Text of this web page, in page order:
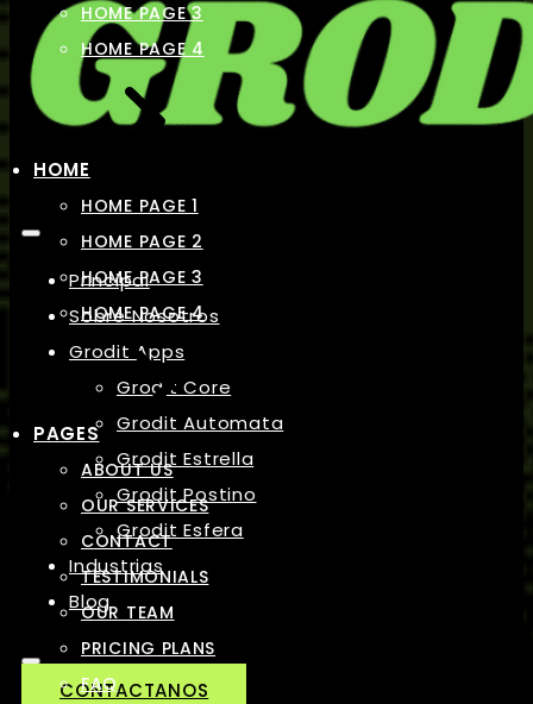
Principal
Sobre Nosotros
Grodit Apps
Grodit Core
Grodit Automata
Grodit Estrella
Grodit Postino
Grodit Esfera
Industrias
Blog
CONTACTANOS
HOME PAGE 3
HOME PAGE 4
HOME
HOME PAGE 1
HOME PAGE 2
HOME PAGE 3
HOME PAGE 4
PAGES
ABOUT US
OUR SERVICES
CONTACT
TESTIMONIALS
OUR TEAM
PRICING PLANS
FAQ